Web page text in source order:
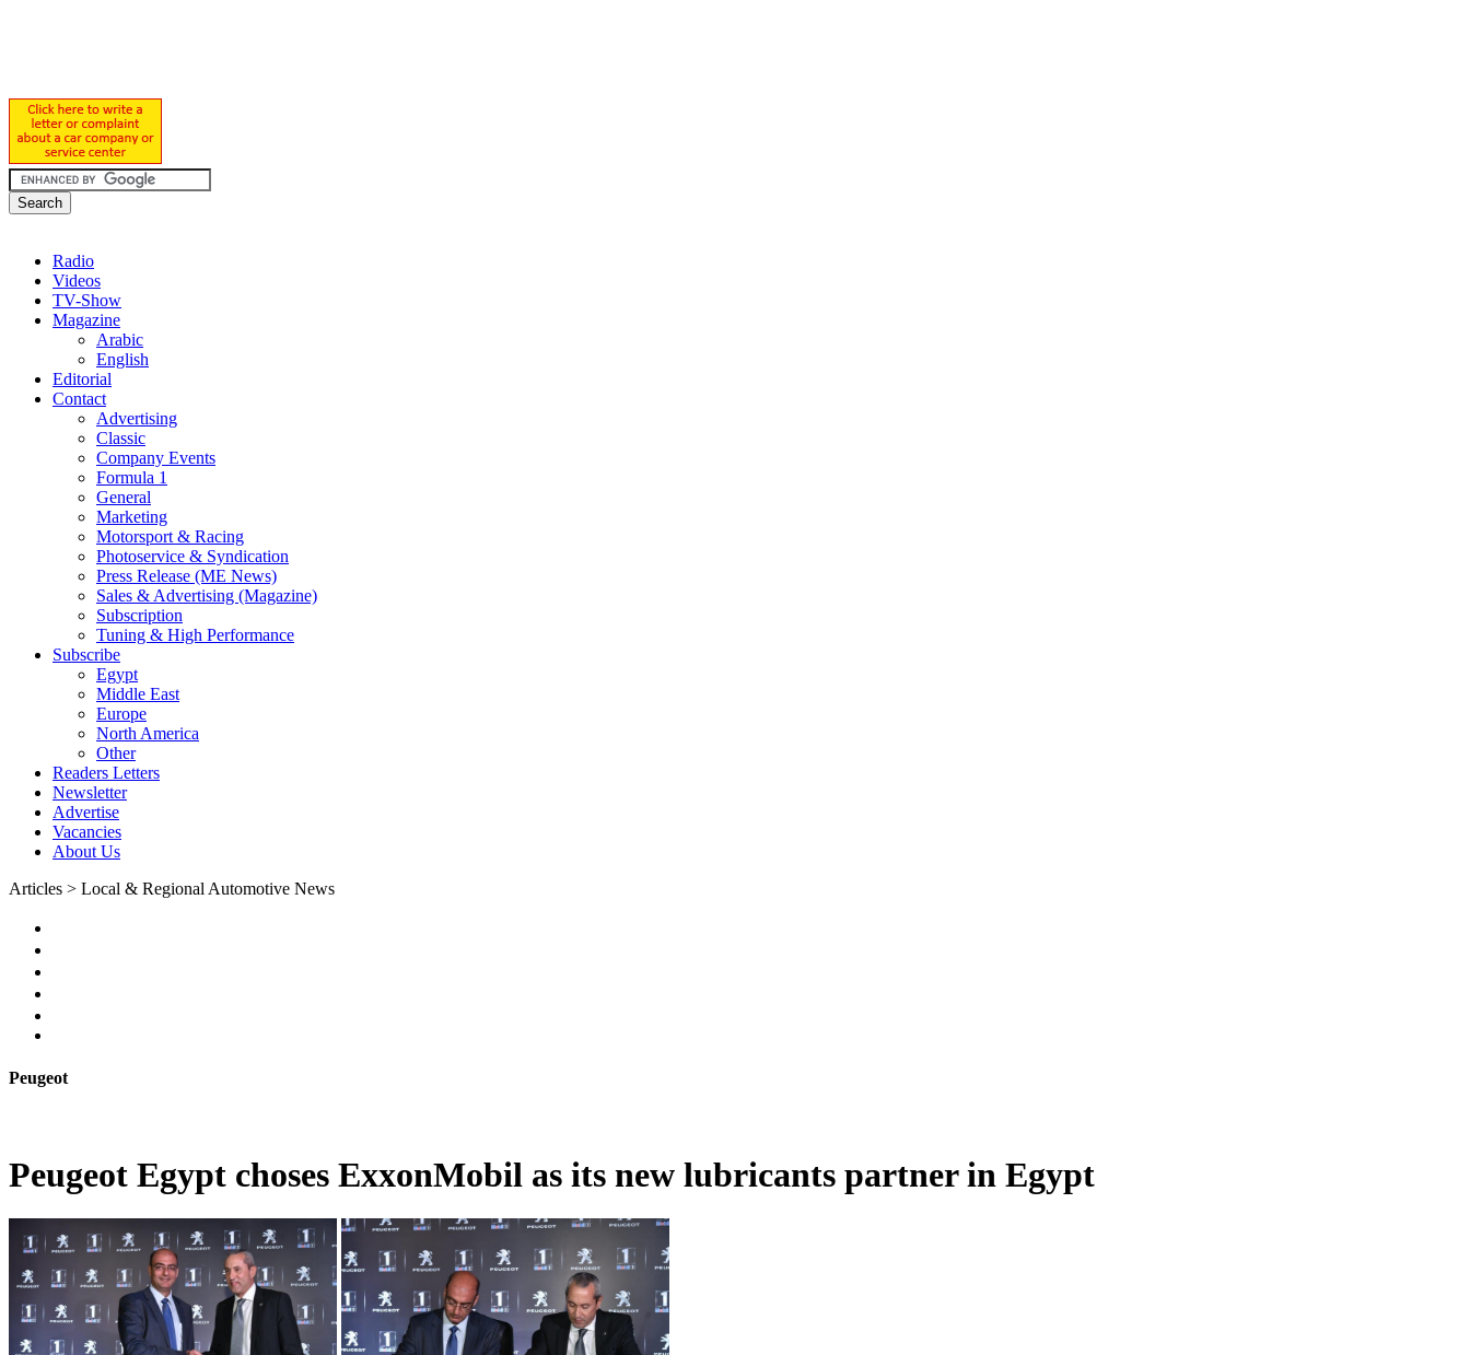
Radio
Videos
TV-Show
Magazine
Arabic
English
Editorial
Contact
Advertising
Classic
Company Events
Formula 1
General
Marketing
Motorsport & Racing
Photoservice & Syndication
Press Release (ME News)
Sales & Advertising (Magazine)
Subscription
Tuning & High Performance
Subscribe
Egypt
Middle East
Europe
North America
Other
Readers Letters
Newsletter
Advertise
Vacancies
About Us
Articles > Local & Regional Automotive News
Peugeot
Peugeot Egypt choses ExxonMobil as its new lubricants partner in Egypt